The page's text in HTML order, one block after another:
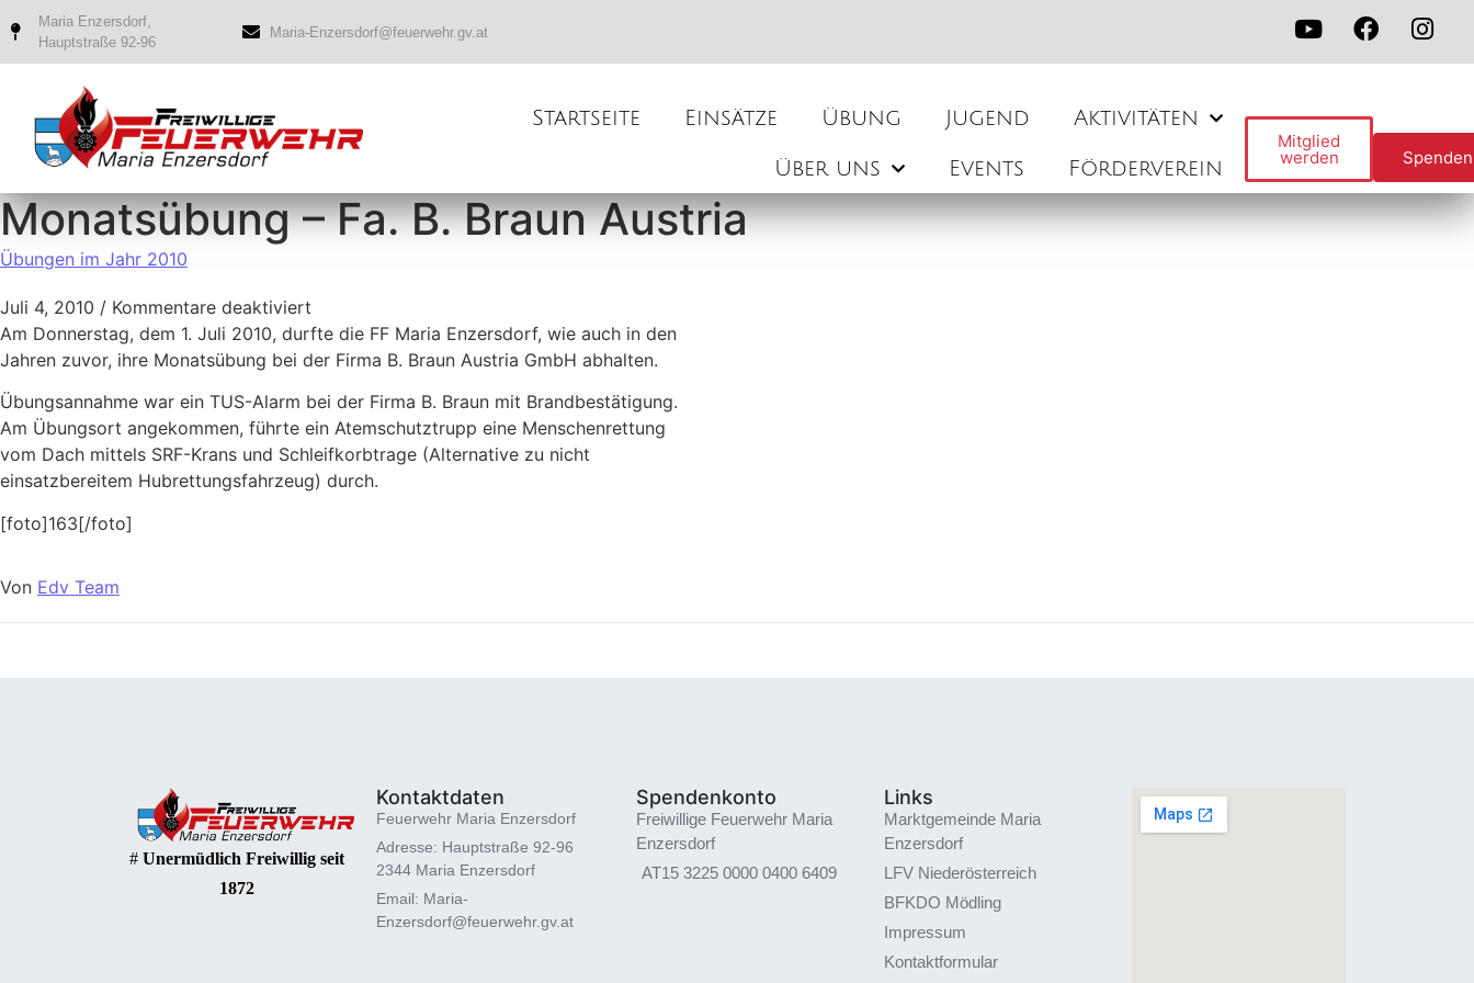
Maria Enzersdorf,
Hauptstraße 92-96
Maria-Enzersdorf@feuerwehr.gv.at
Startseite Einsätze Übung Jugend Aktivitäten
Über uns Events Förderverein
Mitglied
werden Spenden
Monatsübung – Fa. B. Braun Austria
Übungen im Jahr 2010
Juli 4, 2010 / Kommentare deaktiviert
Am Donnerstag, dem 1. Juli 2010, durfte die FF Maria Enzersdorf, wie auch in den
Jahren zuvor, ihre Monatsübung bei der Firma B. Braun Austria GmbH abhalten.
Übungsannahme war ein TUS-Alarm bei der Firma B. Braun mit Brandbestätigung.
Am Übungsort angekommen, führte ein Atemschutztrupp eine Menschenrettung
vom Dach mittels SRF-Krans und Schleifkorbtrage (Alternative zu nicht
einsatzbereitem Hubrettungsfahrzeug) durch.
[foto]163[/foto]
Von Edv Team
# Unermüdlich Freiwillig seit
1872
Kontaktdaten
Feuerwehr Maria Enzersdorf
Adresse: Hauptstraße 92-96
2344 Maria Enzersdorf
Email: Maria-
Enzersdorf@feuerwehr.gv.at
Spendenkonto
Freiwillige Feuerwehr Maria
Enzersdorf
AT15 3225 0000 0400 6409
Links
Marktgemeinde Maria
Enzersdorf
LFV Niederösterreich
BFKDO Mödling
Impressum
Kontaktformular